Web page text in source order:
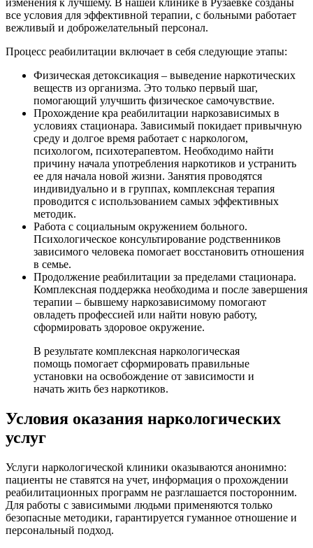
изменения к лучшему. В нашей клинике в Рузаевке созданы
все условия для эффективной терапии, с больными работает
вежливый и доброжелательный персонал.
Процесс реабилитации включает в себя следующие этапы:
Физическая детоксикация – выведение наркотических
веществ из организма. Это только первый шаг,
помогающий улучшить физическое самочувствие.
Прохождение кра реабилитации наркозависимых в
условиях стационара. Зависимый покидает привычную
среду и долгое время работает с наркологом,
психологом, психотерапевтом. Необходимо найти
причину начала употребления наркотиков и устранить
ее для начала новой жизни. Занятия проводятся
индивидуально и в группах, комплексная терапия
проводится с использованием самых эффективных
методик.
Работа с социальным окружением больного.
Психологическое консультирование родственников
зависимого человека помогает восстановить отношения
в семье.
Продолжение реабилитации за пределами стационара.
Комплексная поддержка необходима и после завершения
терапии – бывшему наркозависимому помогают
овладеть профессией или найти новую работу,
сформировать здоровое окружение.
В результате комплексная наркологическая
помощь помогает сформировать правильные
установки на освобождение от зависимости и
начать жить без наркотиков.
Условия оказания наркологических
услуг
Услуги наркологической клиники оказываются анонимно:
пациенты не ставятся на учет, информация о прохождении
реабилитационных программ не разглашается посторонним.
Для работы с зависимыми людьми применяются только
безопасные методики, гарантируется гуманное отношение и
персональный подход.